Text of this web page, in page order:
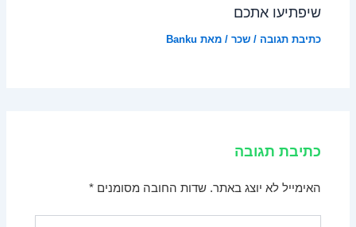
שיפתיעו אתכם
כתיבת תגובה /שכר / מאת Banku
כתיבת תגובה
האימייל לא יוצג באתר. שדות החובה מסומנים*